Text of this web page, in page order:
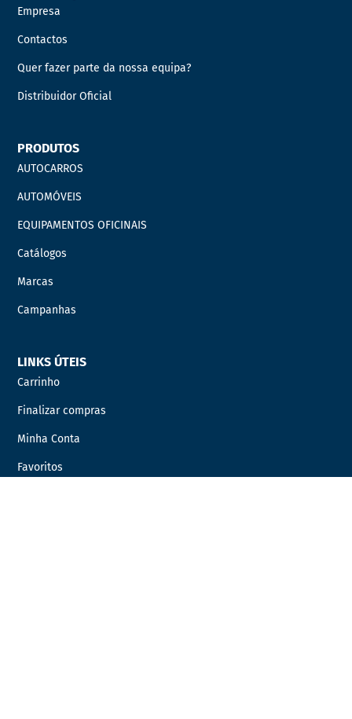
Empresa
Contactos
Quer fazer parte da nossa equipa?
Distribuidor Oficial
PRODUTOS
AUTOCARROS
AUTOMÓVEIS
EQUIPAMENTOS OFICINAIS
Catálogos
Marcas
Campanhas
LINKS ÚTEIS
Carrinho
Finalizar compras
Minha Conta
Favoritos